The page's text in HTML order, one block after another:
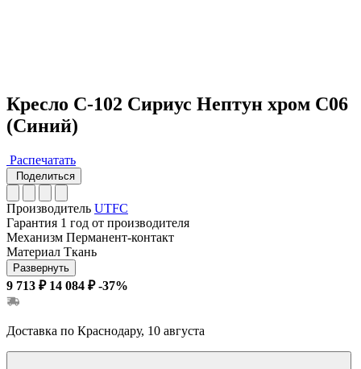
Кресло С-102 Сириус Нептун хром С06
(Синий)
Распечатать
Поделиться
Производитель UTFC
Гарантия 1 год от производителя
Механизм Перманент-контакт
Материал Ткань
Развернуть
9 713 ₽ 14 084 ₽ -37%
Доставка по Краснодару, 10 августа